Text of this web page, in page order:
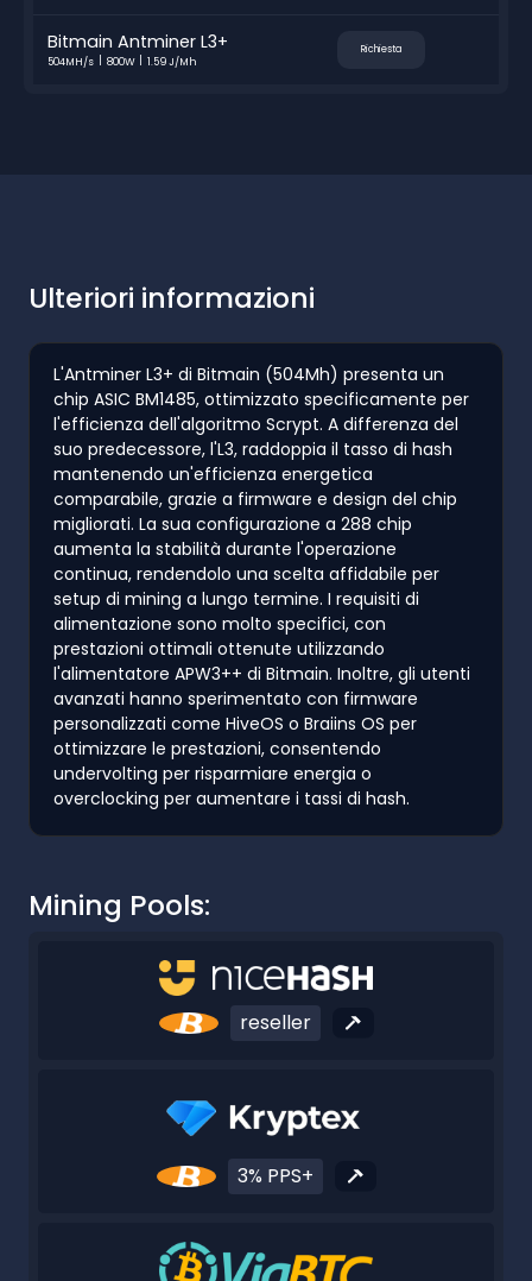
Bitmain Antminer L3+
504MH/s 800W 1.59 J/Mh
Richiesta
Ulteriori informazioni
L'Antminer L3+ di Bitmain (504Mh) presenta un
chip ASIC BM1485, ottimizzato specificamente per
l'efficienza dell'algoritmo Scrypt. A differenza del
suo predecessore, l'L3, raddoppia il tasso di hash
mantenendo un'efficienza energetica
comparabile, grazie a firmware e design del chip
migliorati. La sua configurazione a 288 chip
aumenta la stabilità durante l'operazione
continua, rendendolo una scelta affidabile per
setup di mining a lungo termine. I requisiti di
alimentazione sono molto specifici, con
prestazioni ottimali ottenute utilizzando
l'alimentatore APW3++ di Bitmain. Inoltre, gli utenti
avanzati hanno sperimentato con firmware
personalizzati come HiveOS o Braiins OS per
ottimizzare le prestazioni, consentendo
undervolting per risparmiare energia o
overclocking per aumentare i tassi di hash.
Mining Pools:
reseller
3% PPS+